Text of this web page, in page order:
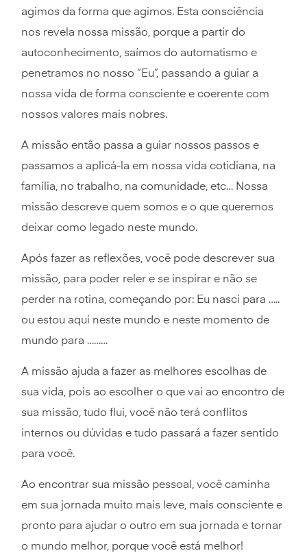
agimos da forma que agimos. Esta consciência
nos revela nossa missão, porque a partir do
autoconhecimento, saímos do automatismo e
penetramos no nosso “Eu”, passando a guiar a
nossa vida de forma consciente e coerente com
nossos valores mais nobres.
A missão então passa a guiar nossos passos e
passamos a aplicá-la em nossa vida cotidiana, na
família, no trabalho, na comunidade, etc… Nossa
missão descreve quem somos e o que queremos
deixar como legado neste mundo.
Após fazer as reflexões, você pode descrever sua
missão, para poder reler e se inspirar e não se
perder na rotina, começando por: Eu nasci para …..
ou estou aqui neste mundo e neste momento de
mundo para ………
A missão ajuda a fazer as melhores escolhas de
sua vida, pois ao escolher o que vai ao encontro de
sua missão, tudo flui, você não terá conflitos
internos ou dúvidas e tudo passará a fazer sentido
para você.
Ao encontrar sua missão pessoal, você caminha
em sua jornada muito mais leve, mais consciente e
pronto para ajudar o outro em sua jornada e tornar
o mundo melhor, porque você está melhor!